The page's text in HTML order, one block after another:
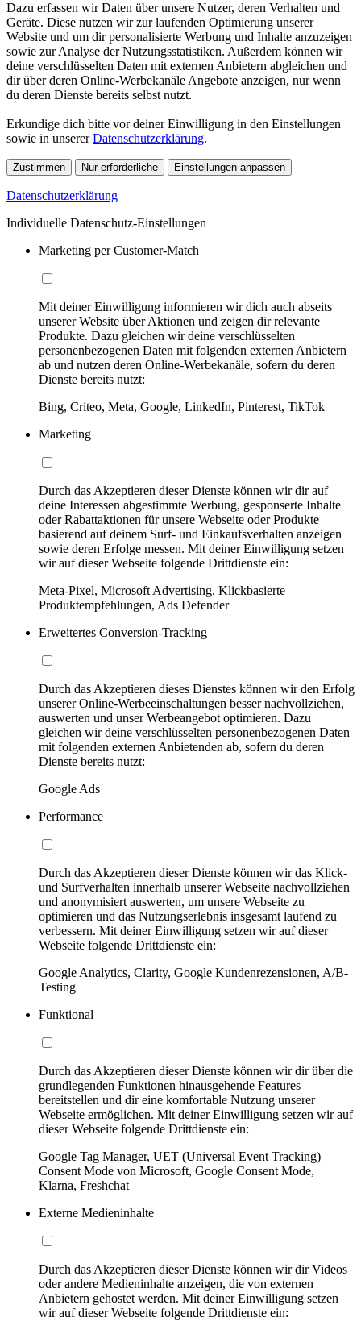
Dazu erfassen wir Daten über unsere Nutzer, deren Verhalten und
Geräte. Diese nutzen wir zur laufenden Optimierung unserer
Website und um dir personalisierte Werbung und Inhalte anzuzeigen
sowie zur Analyse der Nutzungsstatistiken. Außerdem können wir
deine verschlüsselten Daten mit externen Anbietern abgleichen und
dir über deren Online-Werbekanäle Angebote anzeigen, nur wenn
du deren Dienste bereits selbst nutzt.
Erkundige dich bitte vor deiner Einwilligung in den Einstellungen
sowie in unsererDatenschutzerklärung.
Zustimmen Nur erforderliche Einstellungen anpassen
Datenschutzerklärung
Individuelle Datenschutz-Einstellungen
Marketing per Customer-Match
Mit deiner Einwilligung informieren wir dich auch abseits
unserer Website über Aktionen und zeigen dir relevante
Produkte. Dazu gleichen wir deine verschlüsselten
personenbezogenen Daten mit folgenden externen Anbietern
ab und nutzen deren Online-Werbekanäle, sofern du deren
Dienste bereits nutzt:
Bing, Criteo, Meta, Google, LinkedIn, Pinterest, TikTok
Marketing
Durch das Akzeptieren dieser Dienste können wir dir auf
deine Interessen abgestimmte Werbung, gesponserte Inhalte
oder Rabattaktionen für unsere Webseite oder Produkte
basierend auf deinem Surf- und Einkaufsverhalten anzeigen
sowie deren Erfolge messen. Mit deiner Einwilligung setzen
wir auf dieser Webseite folgende Drittdienste ein:
Meta-Pixel, Microsoft Advertising, Klickbasierte
Produktempfehlungen, Ads Defender
Erweitertes Conversion-Tracking
Durch das Akzeptieren dieses Dienstes können wir den Erfolg
unserer Online-Werbeeinschaltungen besser nachvollziehen,
auswerten und unser Werbeangebot optimieren. Dazu
gleichen wir deine verschlüsselten personenbezogenen Daten
mit folgenden externen Anbietenden ab, sofern du deren
Dienste bereits nutzt:
Google Ads
Performance
Durch das Akzeptieren dieser Dienste können wir das Klick-
und Surfverhalten innerhalb unserer Webseite nachvollziehen
und anonymisiert auswerten, um unsere Webseite zu
optimieren und das Nutzungserlebnis insgesamt laufend zu
verbessern. Mit deiner Einwilligung setzen wir auf dieser
Webseite folgende Drittdienste ein:
Google Analytics, Clarity, Google Kundenrezensionen, A/B-
Testing
Funktional
Durch das Akzeptieren dieser Dienste können wir dir über die
grundlegenden Funktionen hinausgehende Features
bereitstellen und dir eine komfortable Nutzung unserer
Webseite ermöglichen. Mit deiner Einwilligung setzen wir auf
dieser Webseite folgende Drittdienste ein:
Google Tag Manager, UET (Universal Event Tracking)
Consent Mode von Microsoft, Google Consent Mode,
Klarna, Freshchat
Externe Medieninhalte
Durch das Akzeptieren dieser Dienste können wir dir Videos
oder andere Medieninhalte anzeigen, die von externen
Anbietern gehostet werden. Mit deiner Einwilligung setzen
wir auf dieser Webseite folgende Drittdienste ein: